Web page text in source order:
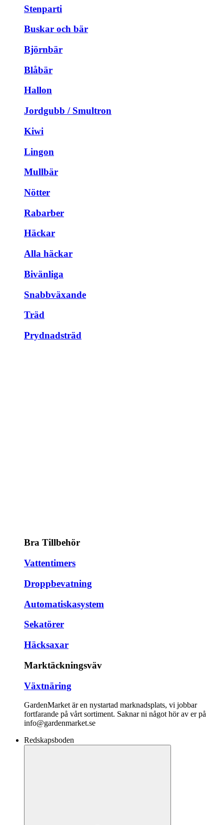
Stenparti
Buskar och bär
Björnbär
Blåbär
Hallon
Jordgubb / Smultron
Kiwi
Lingon
Mullbär
Nötter
Rabarber
Häckar
Alla häckar
Bivänliga
Snabbväxande
Träd
Prydnadsträd
Bra Tillbehör
Vattentimers
Droppbevatning
Automatiskasystem
Sekatörer
Häcksaxar
Marktäckningsväv
Växtnäring
GardenMarket är en nystartad marknadsplats, vi jobbar
fortfarande på vårt sortiment. Saknar ni något hör av er på
info@gardenmarket.se
Redskapsboden